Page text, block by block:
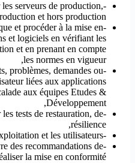
serveurs de production,
et hors production,
et procéder à la mise en
et logiciels en vérifiant les
et en prenant en compte
les normes en vigueur,
problèmes, demandes ou
liées aux applications
aux équipes Etudes &
Développement,
tests de restauration, de
résilience,
-Former les équipes d’exploitation et les utilisateurs,
des recommandations de
la mise en conformité.